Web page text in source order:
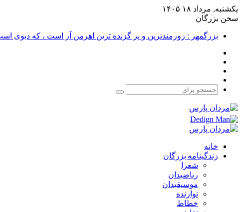
یکشنبه, مرداد ۱۸ ۱۴۰۵
سخن بزرگان
بزرگمهر : زورمندترین و پر گزنده ترین اهرمن آز است ، که دیوی
جستجو
خانه
زندگینامه بزرگان
شعرا
ریاضیدان
موسیقیدان
نوازنده
خطاط